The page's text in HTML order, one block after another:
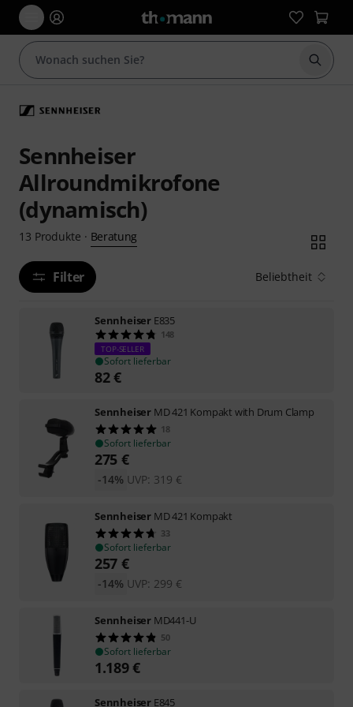
Suche
Sennheiser
Allroundmikrofone
(dynamisch)
13 Produkte · Beratung
Filter Beliebtheit
Sennheiser E835
148
TOP-SELLER
Sofort lieferbar
82€
Sennheiser MD 421 Kompakt with Drum Clamp
18
Sofort lieferbar
275 €
UVP: 319 €
-14%
Sennheiser MD 421 Kompakt
33
Sofort lieferbar
257 €
UVP: 299 €
-14%
Sennheiser MD441-U
50
Sofort lieferbar
1.189€
Sennheiser E845